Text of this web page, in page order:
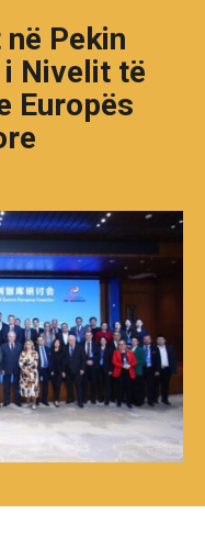
Pekin
Nivelit të
Europës